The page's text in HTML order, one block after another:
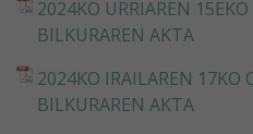
2024KO URRIAREN
BILKURAREN AKTA
2024KO IRAILAREN 17KO
BILKURAREN AKTA